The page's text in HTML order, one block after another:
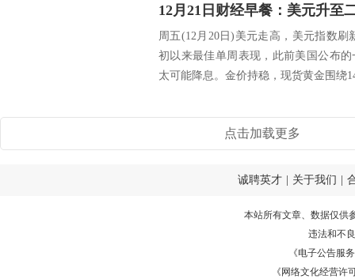
周五(12月20日)美元走高，美元指数刷
初以来最佳单周表现，此前美国公布
太可能降息。金价持稳，现货黄金围绕
点击加载更多
诚聘英才 关于我们
本站所有文章、数据仅供
违法和不
《电子公告服务
《网络文化经营许